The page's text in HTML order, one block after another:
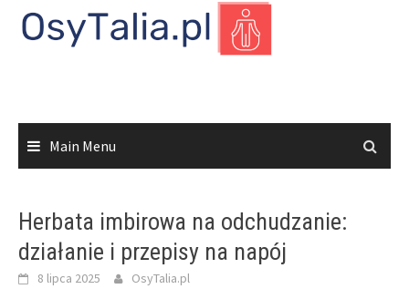
Main Menu
Herbata imbirowa na odchudzanie:
działanie i przepisy na napój
8 lipca 2025 OsyTalia.pl